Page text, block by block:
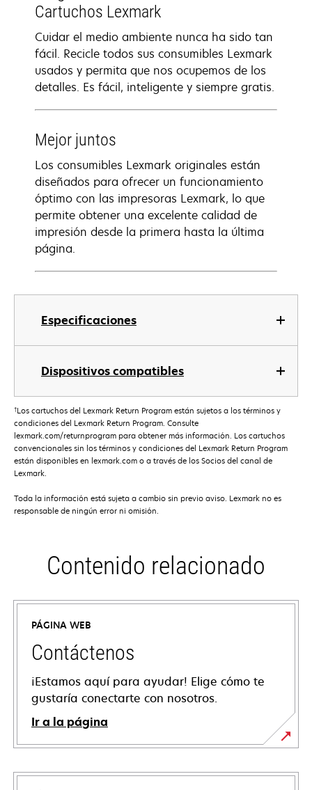
Especificaciones
Dispositivos compatibles
Cartuchos Lexmark
Cuidar el medio ambiente nunca ha sido tan
fácil. Recicle todos sus consumibles Lexmark
usados y permita que nos ocupemos de los
detalles. Es fácil, inteligente y siempre gratis.
Mejor juntos
Los consumibles Lexmark originales están
diseñados para ofrecer un funcionamiento
óptimo con las impresoras Lexmark, lo que
permite obtener una excelente calidad de
impresión desde la primera hasta la última
página.
†Los cartuchos del Lexmark Return Program están sujetos a los términos y
condiciones del Lexmark Return Program. Consulte
lexmark.com/returnprogram para obtener más información. Los cartuchos
convencionales sin los términos y condiciones del Lexmark Return Program
están disponibles en lexmark.com o a través de los Socios del canal de
Lexmark.
Toda la información está sujeta a cambio sin previo aviso. Lexmark no es
responsable de ningún error ni omisión.
Contenido relacionado
PÁGINA WEB
Contáctenos
¡Estamos aquí para ayudar! Elige cómo te
gustaría conectarte con nosotros.
Ir a la página